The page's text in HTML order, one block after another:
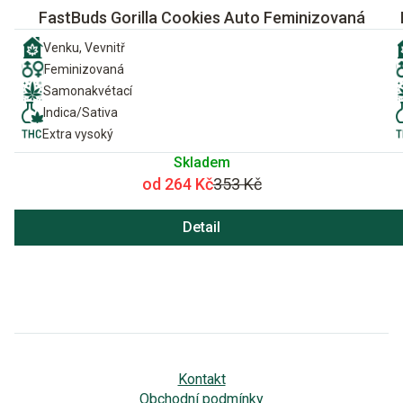
FastBuds Gorilla Cookies Auto Feminizovaná
Venku, Vevnitř
Feminizovaná
Samonakvétací
Indica/Sativa
Extra vysoký
Skladem
od 264 Kč353 Kč
Detail
Kontakt
Obchodní podmínky